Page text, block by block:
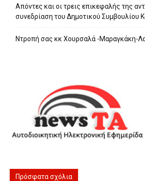
Απόντες και οι τρεις επικεφαλής της
συνεδρίαση του Δημοτικού Συμβουλίου
Ντροπή σας κκ Χουρσαλά -Μαραγκάκη-
Πρόσφατα σχόλια